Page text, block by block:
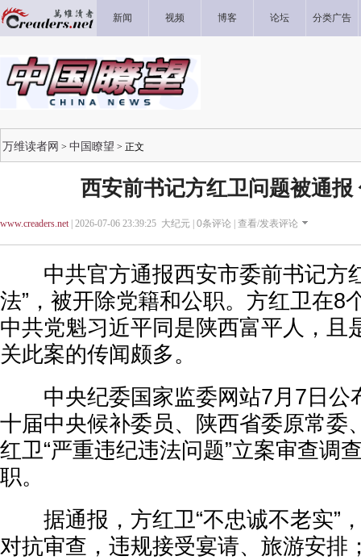
新闻 视频 博客 论坛 分类广告
万维读者网 > 中国瞭望 > 正文
西安前书记方红卫问题被通报
www.creaders.net| 2026-07-06 23:39:25 大纪元 | 0条评论 | 查看/发表评论
中共官方通报西安市委前书记方
法”，被开除党籍和公职。方红卫在8
中共党魁习近平同是陕西富平人，且
关此案的传闻颇多。
中央纪委国家监委网站7月7日公
十届中央候补委员、陕西省委原常委
红卫“严重违纪违法问题”立案审查调
职。
据通报，方红卫“不忠诚不老实”，
对抗审查，违规接受宴请、旅游安排